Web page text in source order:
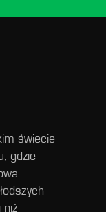
świecie
gdzie
niż